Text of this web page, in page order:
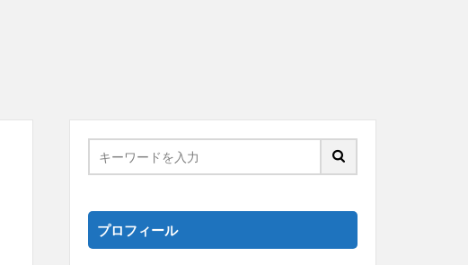
プロフィール